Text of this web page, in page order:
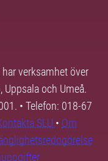
verksamhet över
Uppsala och Umeå.
• Telefon: 018-67
SLU • Om